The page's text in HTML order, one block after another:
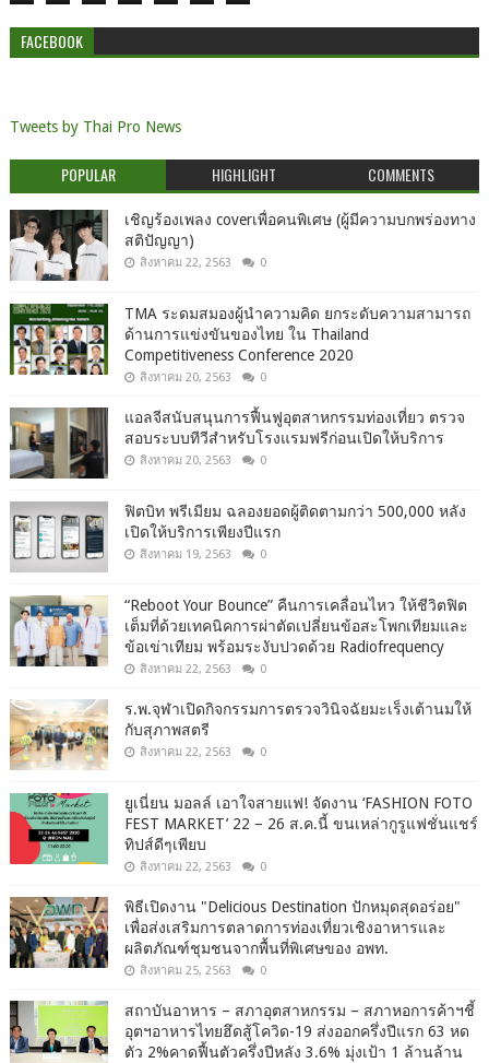
FACEBOOK
Tweets by Thai Pro News
POPULAR HIGHLIGHT COMMENTS
เชิญร้องเพลง coverเพื่อคนพิเศษ (ผู้มีความบกพร่องทาง
สติปัญญา)
สิงหาคม 22, 2563 0
TMA ระดมสมองผู้นำความคิด ยกระดับความสามารถ
ด้านการแข่งขันของไทย ใน Thailand
Competitiveness Conference 2020
สิงหาคม 20, 2563 0
แอลจีสนับสนุนการฟื้นฟูอุตสาหกรรมท่องเที่ยว ตรวจ
สอบระบบทีวีสำหรับโรงแรมฟรีก่อนเปิดให้บริการ
สิงหาคม 20, 2563 0
ฟิตบิท พรีเมียม ฉลองยอดผู้ติดตามกว่า 500,000 หลัง
เปิดให้บริการเพียงปีแรก
สิงหาคม 19, 2563 0
“Reboot Your Bounce” คืนการเคลื่อนไหว ให้ชีวิตฟิต
เต็มที่ด้วยเทคนิคการผ่าตัดเปลี่ยนข้อสะโพกเทียมและ
ข้อเข่าเทียม พร้อมระงับปวดด้วย Radiofrequency
สิงหาคม 22, 2563 0
ร.พ.จุฬาเปิดกิจกรรมการตรวจวินิจฉัยมะเร็งเต้านมให้
กับสุภาพสตรี
สิงหาคม 22, 2563 0
ยูเนี่ยน มอลล์ เอาใจสายแฟ! จัดงาน ‘FASHION FOTO
FEST MARKET’ 22 – 26 ส.ค.นี้ ขนเหล่ากูรูแฟชั่นแชร์
ทิปส์ดีๆเพียบ
สิงหาคม 22, 2563 0
พิธีเปิดงาน "Delicious Destination ปักหมุดสุดอร่อย"
เพื่อส่งเสริมการตลาดการท่องเที่ยวเชิงอาหารและ
ผลิตภัณฑ์ชุมชนจากพื้นที่พิเศษของ อพท.
สิงหาคม 25, 2563 0
สถาบันอาหาร – สภาอุตสาหกรรม – สภาหอการค้าฯชี้
อุตฯอาหารไทยฮึดสู้โควิด-19 ส่งออกครึ่งปีแรก 63 หด
ตัว 2%คาดฟื้นตัวครึ่งปีหลัง 3.6% มุ่งเป้า 1 ล้านล้าน